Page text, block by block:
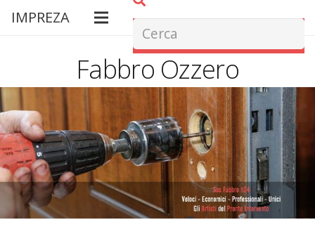
IMPREZA
Fabbro Ozzero